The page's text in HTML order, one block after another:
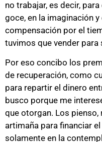
no trabajar, es decir,
goce, en la imaginación
compensación por el
tuvimos que vender para
Por eso concibo los
de recuperación, como
para repartir el dinero
busco porque me
que otorgan. Los pienso,
artimaña para financiar
solamente en la